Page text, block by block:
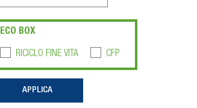
ECO BOX
RICICLO FINE VITA CFP